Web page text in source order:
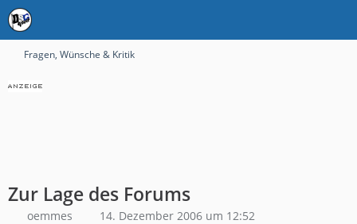
Fragen, Wünsche & Kritik
Zur Lage des Forums
oemmes 14. Dezember 2006 um 12:52